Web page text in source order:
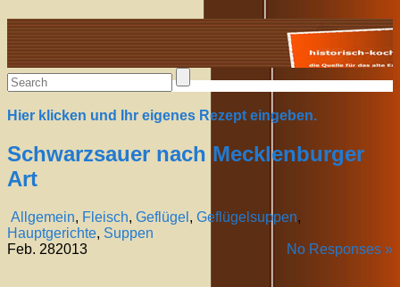
Alte Rezepte online
Hier klicken und Ihr eigenes Rezept eingeben.
Schwarzsauer nach Mecklenburger
Art
Allgemein, Fleisch, Geflügel , Geflügelsuppen,
Hauptgerichte, Suppen
No Responses »
Feb. 282013